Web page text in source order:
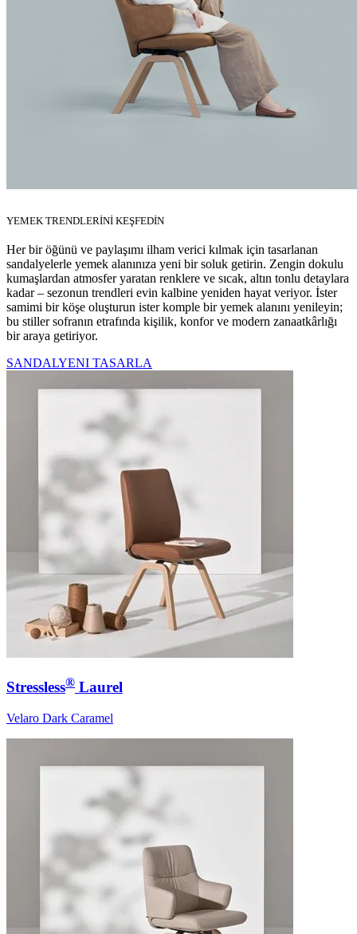
YEMEK TRENDLERİNİ KEŞFEDİN
Her bir öğünü ve paylaşımı ilham verici kılmak için tasarlanan
sandalyelerle yemek alanınıza yeni bir soluk getirin. Zengin dokulu
kumaşlardan atmosfer yaratan renklere ve sıcak, altın tonlu detaylara
kadar – sezonun trendleri evin kalbine yeniden hayat veriyor. İster
samimi bir köşe oluşturun ister komple bir yemek alanını yenileyin;
bu stiller sofranın etrafında kişilik, konfor ve modern zanaatkârlığı
bir araya getiriyor.
SANDALYENI TASARLA
Stressless® Laurel
Velaro Dark Caramel